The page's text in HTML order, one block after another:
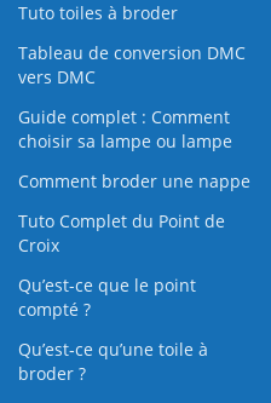
Tuto toiles à broder
Tableau de conversion DMC
vers DMC
Guide complet : Comment
choisir sa lampe ou lampe
Comment broder une nappe
Tuto Complet du Point de
Croix
Qu’est-ce que le point
compté ?
Qu’est‑ce qu’une toile à
broder ?